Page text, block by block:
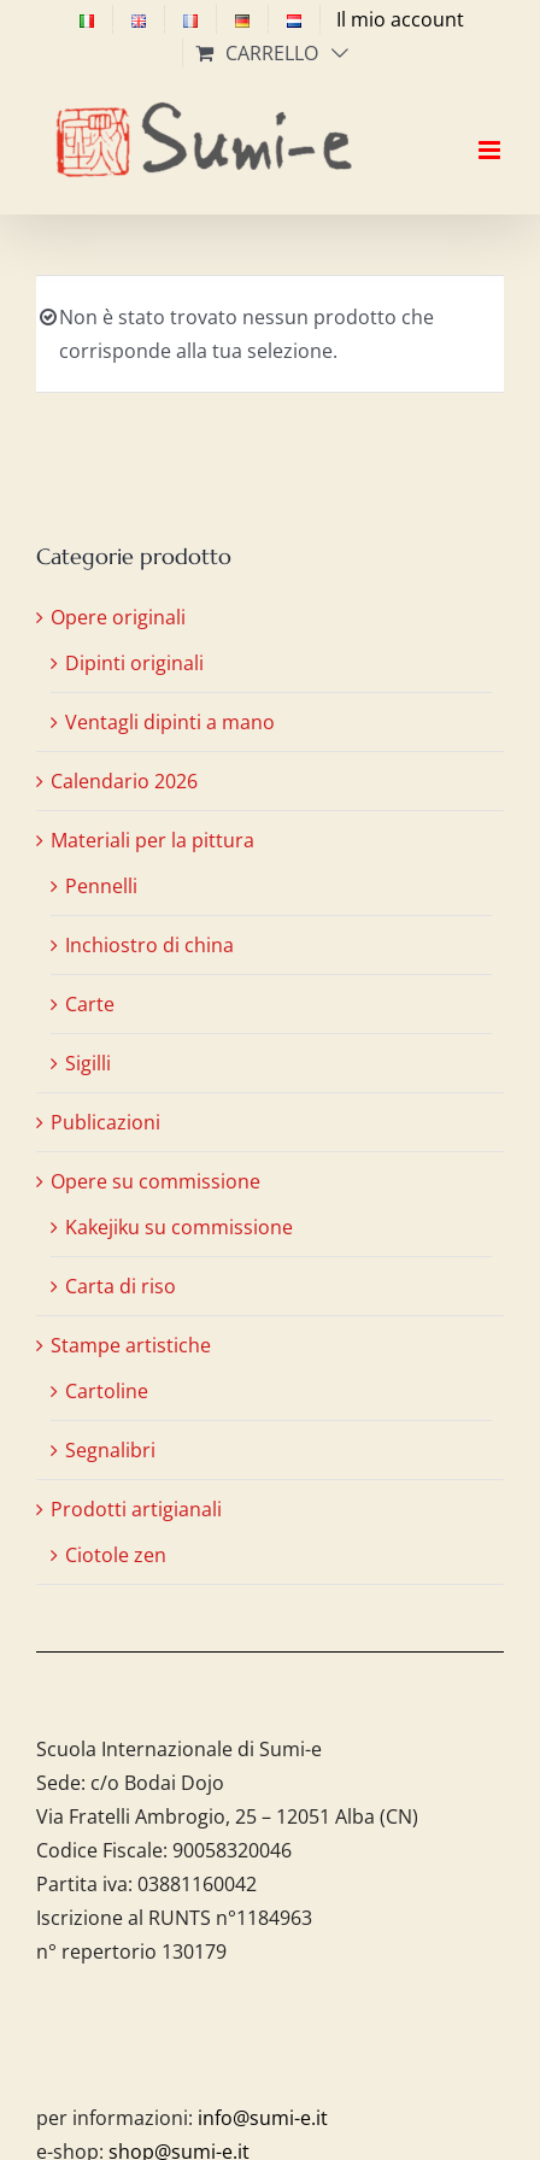
Il mio account
CARRELLO
Non è stato trovato nessun prodotto che
corrisponde alla tua selezione.
Categorie prodotto
Opere originali
Dipinti originali
Ventagli dipinti a mano
Calendario 2026
Materiali per la pittura
Pennelli
Inchiostro di china
Carte
Sigilli
Publicazioni
Opere su commissione
Kakejiku su commissione
Carta di riso
Stampe artistiche
Cartoline
Segnalibri
Prodotti artigianali
Ciotole zen
Scuola Internazionale di Sumi-e
Sede: c/o Bodai Dojo
Via Fratelli Ambrogio, 25 – 12051 Alba (CN)
Codice Fiscale: 90058320046
Partita iva: 03881160042
Iscrizione al RUNTS n°1184963
n° repertorio 130179
per informazioni: info@sumi-e.it
e-shop: shop@sumi-e.it